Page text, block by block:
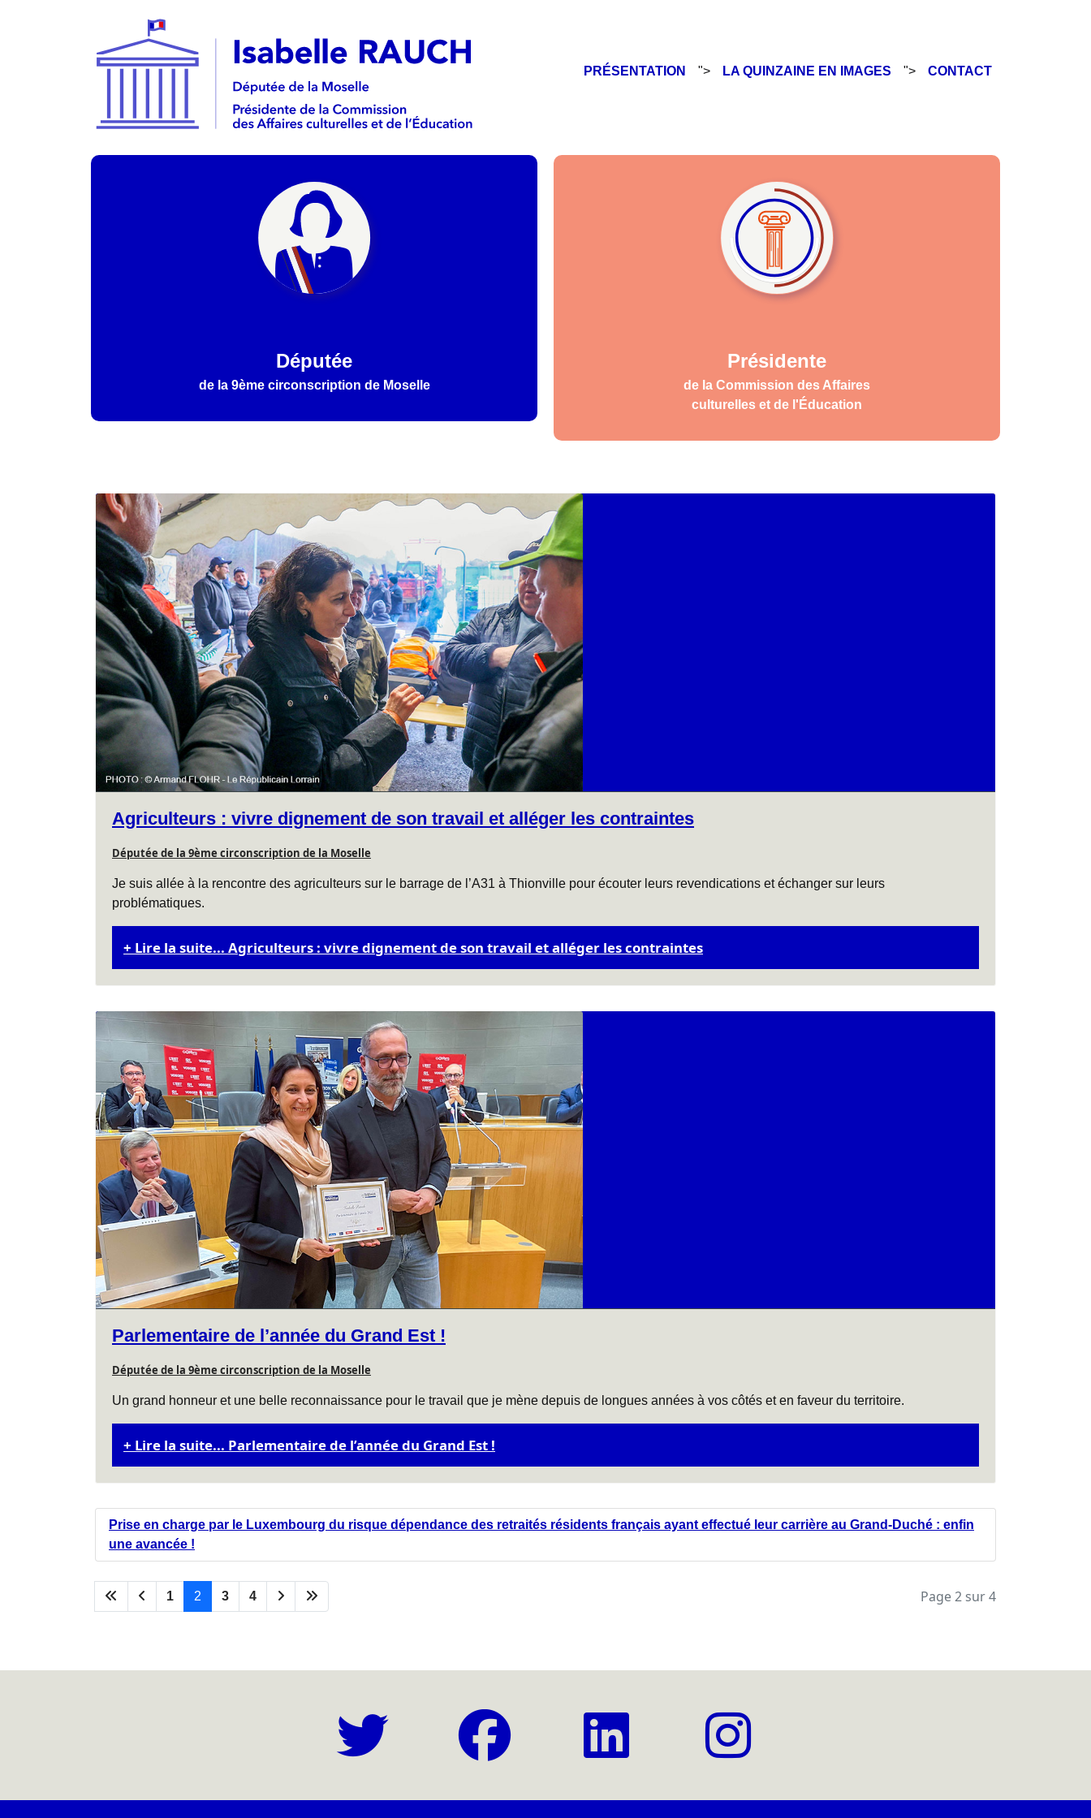
PRÉSENTATION "> LA QUINZAINE EN IMAGES "> CONTACT
Députée
de la 9ème circonscription de Moselle
Présidente
de la Commission des Affaires
culturelles et de l'Éducation
Agriculteurs : vivre dignement de son travail et alléger les contraintes
Députée de la 9ème circonscription de la Moselle
Je suis allée à la rencontre des agriculteurs sur le barrage de l’A31 à Thionville pour écouter leurs revendications et échanger sur leurs
problématiques.
Lire la suite... Agriculteurs : vivre dignement de son travail et alléger les contraintes
Parlementaire de l’année du Grand Est !
Députée de la 9ème circonscription de la Moselle
Un grand honneur et une belle reconnaissance pour le travail que je mène depuis de longues années à vos côtés et en faveur du territoire.
Lire la suite... Parlementaire de l’année du Grand Est !
Prise en charge par le Luxembourg du risque dépendance des retraités résidents français ayant effectué leur carrière au Grand-Duché : enfin
une avancée !
1 2 3 4 Page 2 sur 4